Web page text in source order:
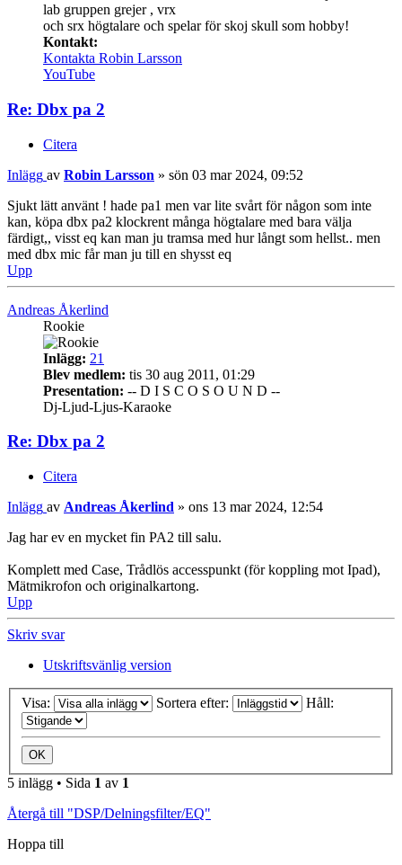
lab gruppen grejer , vrx
och srx högtalare och spelar för skoj skull som hobby!
Kontakt:
Kontakta Robin Larsson
YouTube
Re: Dbx pa 2
Citera
Inlägg av Robin Larsson » sön 03 mar 2024, 09:52
Sjukt lätt använt ! hade pa1 men var lite svårt för någon som inte
kan, köpa dbx pa2 klockrent många högtalare med bara välja
färdigt,, visst eq kan man ju tramsa med hur långt som hellst.. men
med dbx mic får man ju till en shysst eq
Upp
Andreas Åkerlind
Rookie
Inlägg: 21
Blev medlem: tis 30 aug 2011, 01:29
Presentation: -- D I S C O S O U N D --
Dj-Ljud-Ljus-Karaoke
Re: Dbx pa 2
Citera
Inlägg av Andreas Åkerlind » ons 13 mar 2024, 12:54
Jag har ev en mycket fin PA2 till salu.
Komplett med Case, Trådlös accesspunkt (för koppling mot Ipad),
Mätmikrofon och originalkartong.
Upp
Skriv svar
Utskriftsvänlig version
Visa: Sortera efter: Håll:
5 inlägg • Sida 1 av 1
Återgå till "DSP/Delningsfilter/EQ"
Hoppa till